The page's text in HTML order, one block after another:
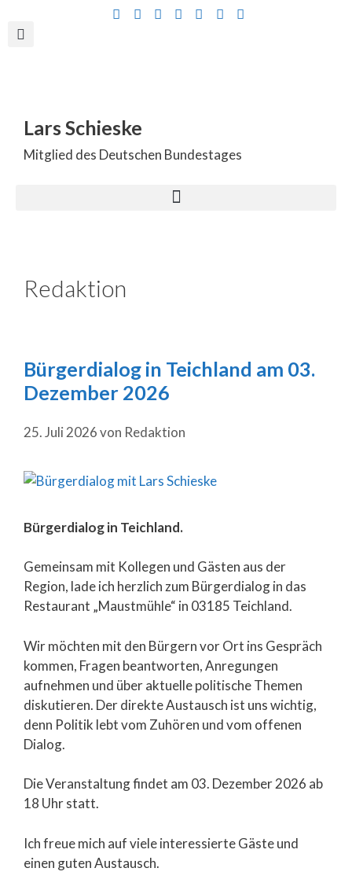
Lars Schieske
Mitglied des Deutschen Bundestages
Redaktion
Bürgerdialog in Teichland am 03.
Dezember 2026
25. Juli 2026von Redaktion
Bürgerdialog in Teichland.
Gemeinsam mit Kollegen und Gästen aus der
Region, lade ich herzlich zum Bürgerdialog in das
Restaurant „Maustmühle“ in 03185 Teichland.
Wir möchten mit den Bürgern vor Ort ins Gespräch
kommen, Fragen beantworten, Anregungen
aufnehmen und über aktuelle politische Themen
diskutieren. Der direkte Austausch ist uns wichtig,
denn Politik lebt vom Zuhören und vom offenen
Dialog.
Die Veranstaltung findet am 03. Dezember 2026 ab
18 Uhr statt.
Ich freue mich auf viele interessierte Gäste und
einen guten Austausch.